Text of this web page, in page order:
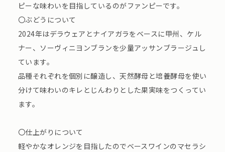
ピーな味わいを目指しているのがファンピーです。
〇ぶどうについて
2024年はデラウェアとナイアガラをベースに甲州、ケル
ナー、ソーヴィニヨンブランを少量アッサンブラージュし
ています。
品種それぞれを個別に醸造し、天然酵母と培養酵母を使い
分けて味わいのキレとじんわりとした果実味をつくってい
ます。
〇仕上がりについて
軽やかなオレンジを目指したのでベースワインのマセラシ